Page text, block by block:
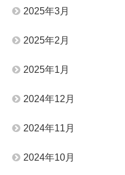
2025年3月
2025年2月
2025年1月
2024年12月
2024年11月
2024年10月